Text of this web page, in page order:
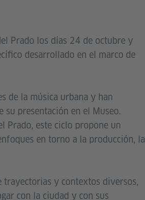
Prado los días 24 de octubre y
desarrollado en el marco de
de la música urbana y han
presentación en el Museo.
Prado, este ciclo propone un
en torno a la producción, la
trayectorias y contextos diversos,
con la ciudad y con sus